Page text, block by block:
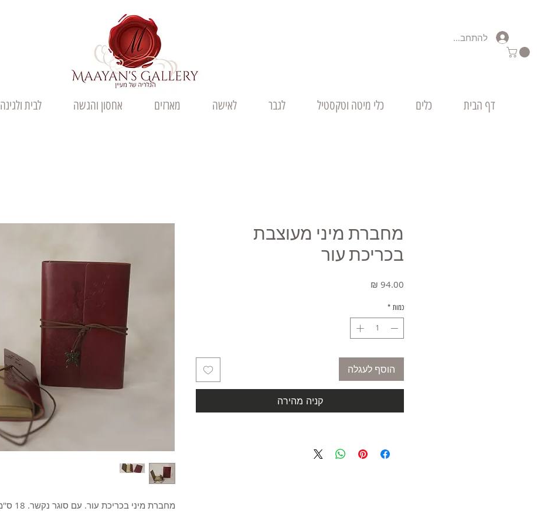
להתחברות
דף הבית כלים כלי מיטה וטקסטיל לגבר לאישה מארזים אחסון והגשה לבית ולגינה
מחברת מיני בכריכת עור. עם סוגר נקשר. 18 ס"מ
מחברת מיני מעוצבת
בכריכת עור
כמות *
הוסף לעגלה
קניה מהירה